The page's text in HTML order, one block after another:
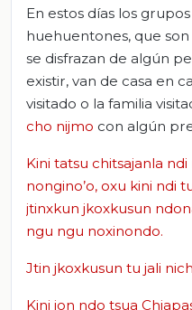
En estos días los
huehuentones, que
se disfrazan de algún
existir, van de casa en
visitado o la familia
cho nijmo con algún
Kini tatsu chitsajanla
nongino’o, oxu kini ndi
jtinxkun jkoxkusun
ngu ngu noxinondo.
Jtin jkoxkusun tu jali
Kini jon ndo tsua